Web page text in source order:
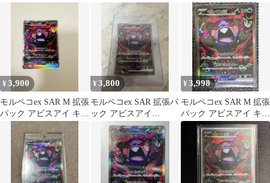
115/081
115/081
¥3,900
モルペコex SAR M 拡張
パック アビスアイ キラ
¥3,800
モルペコex SAR 拡張パ
ック アビスアイ
115/081
¥3,998
モルペコex SAR M 拡張
パック アビスアイ キラ
115/081